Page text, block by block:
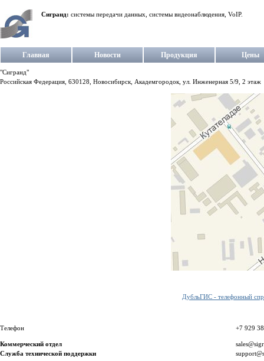
Сигранд: системы передачи данных, системы видеонаблюдения, VoIP.
Главная Новости Продукция Цены
"Сигранд"
Российская Федерация, 630128, Новосибирск, Академгородок, ул. Инженерная 5/9, 2 этаж
ДубльГИС - телефонный
Телефон +7 929
Коммерческий отдел
Служба технической поддержки